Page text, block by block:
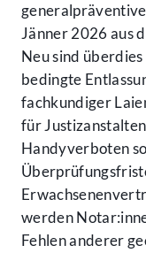
Jänner 2026 aus
Neu sind
bedingte
fachkundiger
für
Handyverboten
werden
Fehlen anderer